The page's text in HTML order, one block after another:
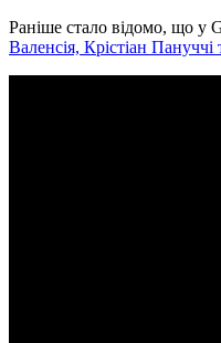
Раніше стало відомо, що у
Валенсія, Крістіан